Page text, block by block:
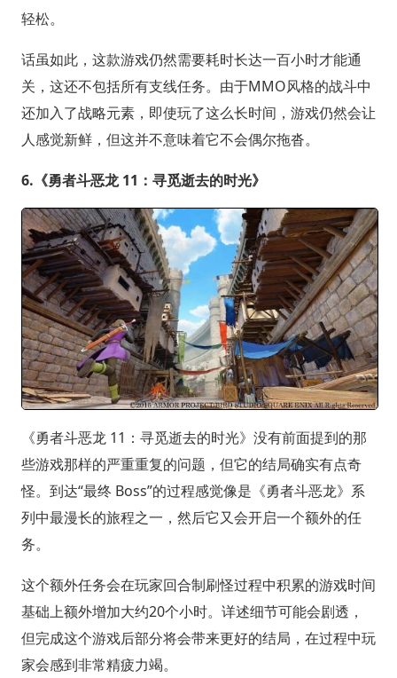
轻松。
话虽如此，这款游戏仍然需要耗时长达一百小时才能通
关，这还不包括所有支线任务。由于MMO风格的战斗中
还加入了战略元素，即使玩了这么长时间，游戏仍然会让
人感觉新鲜，但这并不意味着它不会偶尔拖沓。
6.《勇者斗恶龙 11：寻觅逝去的时光》
《勇者斗恶龙 11：寻觅逝去的时光》没有前面提到的那
些游戏那样的严重重复的问题，但它的结局确实有点奇
怪。到达“最终 Boss”的过程感觉像是《勇者斗恶龙》系
列中最漫长的旅程之一，然后它又会开启一个额外的任
务。
这个额外任务会在玩家回合制刷怪过程中积累的游戏时间
基础上额外增加大约20个小时。详述细节可能会剧透，
但完成这个游戏后部分将会带来更好的结局，在过程中玩
家会感到非常精疲力竭。